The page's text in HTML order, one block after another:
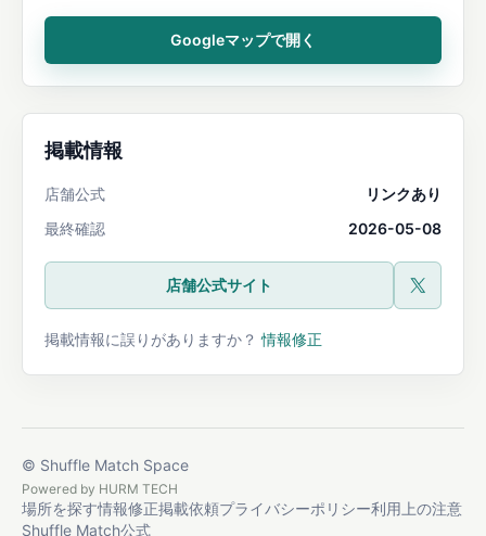
Googleマップで開く
掲載情報
店舗公式
リンクあり
最終確認
2026-05-08
店舗公式サイト 公式X
掲載情報に誤りがありますか？情報修正
© Shuffle Match Space
Powered by HURM TECH
場所を探す情報修正掲載依頼プライバシーポリシー利用上の注意
Shuffle Match公式